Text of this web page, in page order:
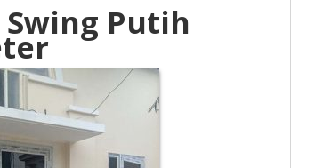
Swing Putih